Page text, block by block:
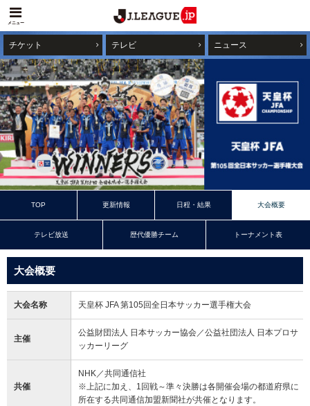
メニュー
チケット テレビ ニュース
TOP 更新情報 日程・結果 大会概要
テレビ放送 歴代優勝チーム トーナメント表
大会概要
大会名称 天皇杯 JFA 第105回全日本サッカー選手権大会
主催
公益財団法人 日本サッカー協会／公益社団法人 日本プロサ
ッカーリーグ
共催
NHK／共同通信社
※上記に加え、1回戦～準々決勝は各開催会場の都道府県に
所在する共同通信加盟新聞社が共催となります。